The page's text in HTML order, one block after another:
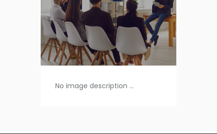
No image description ...